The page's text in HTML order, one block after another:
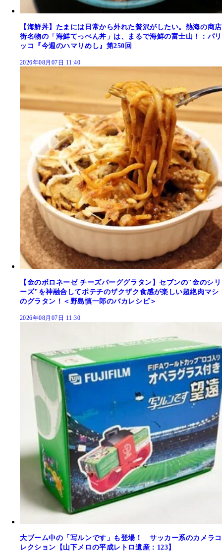
【海鮮丼】たまには日常から外れた贅沢がしたい。熱海の商店
街名物の「海鮮てっぺん丼」は、まるで海鮮の富士山！：パリ
ッコ『今週のハマりめし』第250回
2026年08月07日 11:40
【金のボロネーゼ チーズバーググラタン】セブンの"金のシリ
ーズ"を神融合してポテチのザクザク食感が楽しい超絶肉マシ
のグラタン！＜野島慎一郎のバカレシピ＞
2026年08月07日 11:30
大ブーム中の「写ルンです」も登場！ サッカー系のカメラコ
レクション【山下メロの平成レトロ遺産：123】